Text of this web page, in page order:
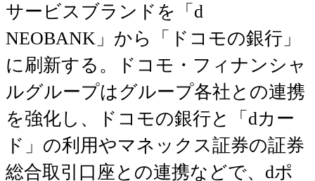
サービスブランドを「d
NEOBANK」から「ドコモの銀行」
に刷新する。ドコモ・フィナンシャ
ルグループはグループ各社との連携
を強化し、ドコモの銀行と「dカー
ド」の利用やマネックス証券の証券
総合取引口座との連携などで、dポ